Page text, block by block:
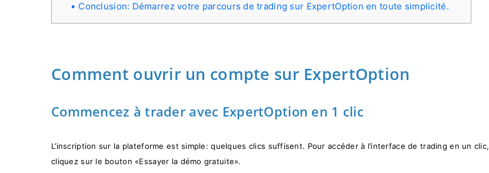
Conclusion: Démarrez votre parcours de trading sur ExpertOption en toute simplicité.
Comment ouvrir un compte sur ExpertOption
Commencez à trader avec ExpertOption en 1 clic
L’inscription sur la plateforme est simple: quelques clics suffisent. Pour accéder à l’interface de trading en un clic,
cliquez sur le bouton «Essayer la démo gratuite».